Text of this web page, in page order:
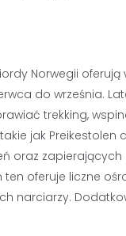
Norwegii
do września.
trekking,
jak Preikestolen
oraz
oferuje liczne
narciarzy.